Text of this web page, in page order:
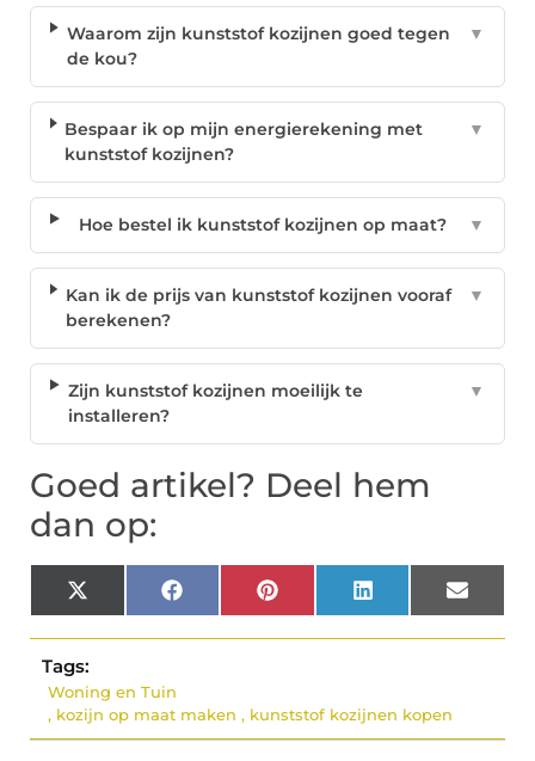
Waarom zijn kunststof kozijnen goed tegen
de kou?
▼
Bespaar ik op mijn energierekening met
kunststof kozijnen?
▼
Hoe bestel ik kunststof kozijnen op maat? ▼
Kan ik de prijs van kunststof kozijnen vooraf
berekenen?
▼
Zijn kunststof kozijnen moeilijk te
installeren?
▼
Goed artikel? Deel hem
dan op:
X
(Twitter)
Facebook Pinterest LinkedIn Email
Tags:
Woning en Tuin
, kozijn op maat maken , kunststof kozijnen kopen